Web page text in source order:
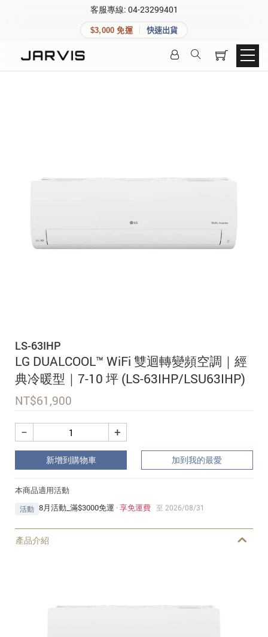
客服專線: 04-23299401
$3,000 免運 快速出貨
LS-63IHP
LG DUALCOOL™ WiFi 雙迴轉變頻空調｜經
典冷暖型｜7-10 坪 (LS-63IHP/LSU63IHP)
NT$61,900
+
−
新增到購物車 加到我的最愛
本商品適用活動
活動 8月活動_滿$3000免運 ·享免運費 至 2026/08/31
產品介紹
快速連結
登入後可查看訂單、會員資料與收藏清單。
登入會員
快速連結
加入 JARVIS VIP